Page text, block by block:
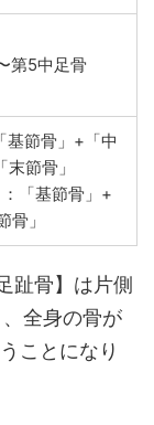
第5中足骨
基節骨」+「中
節骨」
「基節骨」+
骨」
趾骨】は片側
全身の骨が
ことになり